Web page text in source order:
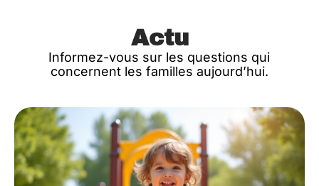
Actu
Informez-vous sur les questions qui
concernent les familles aujourd’hui.